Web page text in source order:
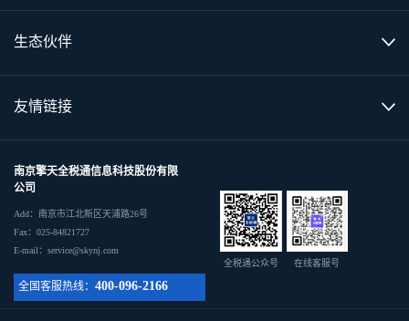
生态伙伴
友情链接
南京擎天全税通信息科技股份有限
公司
Add：南京市江北新区天浦路26号
Fax：025-84821727
E-mail：service@skynj.com
全国客服热线： 400-096-2166
全税通公众号 在线客服号